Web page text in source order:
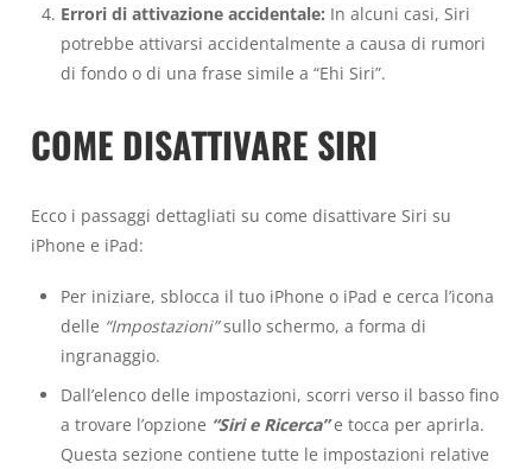
Errori di attivazione accidentale: In alcuni casi, Siri
potrebbe attivarsi accidentalmente a causa di rumori
di fondo o di una frase simile a “Ehi Siri”.
COME DISATTIVARE SIRI
Ecco i passaggi dettagliati su come disattivare Siri su
iPhone e iPad:
Per iniziare, sblocca il tuo iPhone o iPad e cerca l’icona
delle “Impostazioni”sullo schermo, a forma di
ingranaggio.
Dall’elenco delle impostazioni, scorri verso il basso fino
a trovare l’opzione “Siri e Ricerca”e tocca per aprirla.
Questa sezione contiene tutte le impostazioni relative